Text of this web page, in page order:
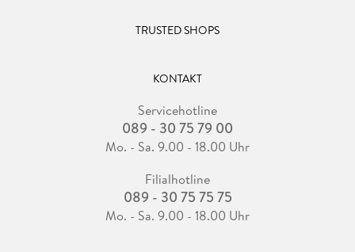
TRUSTED SHOPS
KONTAKT
Servicehotline
089 - 30 75 79 00
Mo. - Sa. 9.00 - 18.00 Uhr
Filialhotline
089 - 30 75 75 75
Mo. - Sa. 9.00 - 18.00 Uhr